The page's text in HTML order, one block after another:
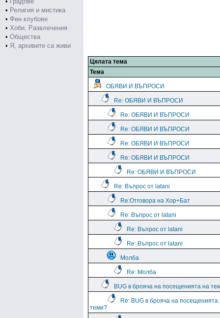
• Религия и мистика
• Фен клубове
• Хоби, Развлечения
• Общества
• Я, архивите са живи
Цялата тема
Тема
ОБЯВИ И ВЪПРОСИ
Re: ОБЯВИ И ВЪПРОСИ
Re: ОБЯВИ И ВЪПРОСИ
Re: ОБЯВИ И ВЪПРОСИ
Re: ОБЯВИ И ВЪПРОСИ
Re: ОБЯВИ И ВЪПРОСИ
Re: ОБЯВИ И ВЪПРОСИ
Re: Въпрос от latani
Re:Отговора на Хор+Бат
Re: Въпрос от latani
Re: Въпрос от latani
Re: Въпрос от latani
Молба
Re: Молба
BUG в брояча на посещенията на
Re: BUG в брояча на посещенията
теми?